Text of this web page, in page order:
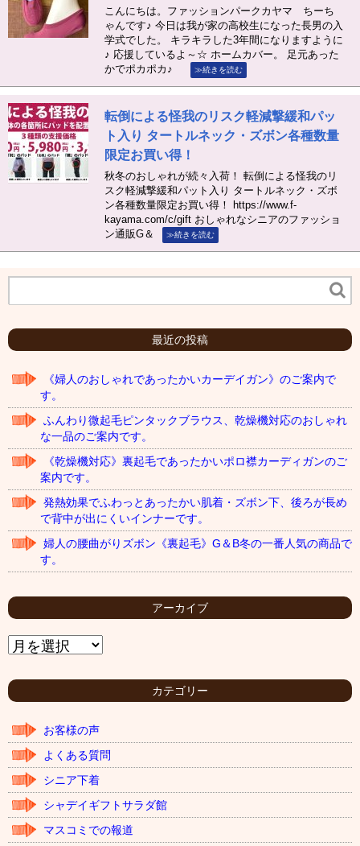
こんにちは。ファッションパークカヤマ ちーち
ゃんです♪ 今日は我が家の高校生になった長男の入
学式でした。 キラキラした3年間になりますように
♪ 応援しているよ～☆ ホームカバー。 足元あった
かでポカポカ♪
≫続きを読む
転倒による怪我のリスク軽減撃緩和パッ
ト入り タートルネック・ズボン各種数量
限定お買い得！
秋冬のおしゃれが続々入荷！ 転倒による怪我のリ
スク軽減撃緩和パット入り タートルネック・ズボ
ン各種数量限定お買い得！ https://www.f-
kayama.com/c/gift おしゃれなシニアのファッショ
ン通販G＆
≫続きを読む
最近の投稿
《婦人のおしゃれであったかいカーデイガン》のご案内で
す。
ふんわり微起毛ピンタックブラウス、乾燥機対応のおしゃれ
な一品のご案内です。
《乾燥機対応》裏起毛であったかいポロ襟カーディガンのご
案内です。
発熱効果でふわっとあったかい肌着・ズボン下、後ろが長め
で背中が出にくいインナーです。
婦人の腰曲がりズボン《裏起毛》G＆B冬の一番人気の商品で
す。
アーカイブ
ア
ー
イ
カテゴリー
お客様の声
よくある質問
シニア下着
シャデイギフトサラダ館
マスコミでの報道